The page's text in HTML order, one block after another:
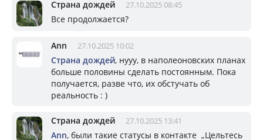
Страна дождей 27.10.2025 08:45
Все продолжается?
Ann 27.10.2025 10:02
Страна дождей, нууу, в наполеоновских планах
больше половины сделать постоянным. Пока
получается, разве что, их обстучать об
реальность : )
Страна дождей 27.10.2025 13:41
Ann, были такие статусы в контакте „Цельтесь